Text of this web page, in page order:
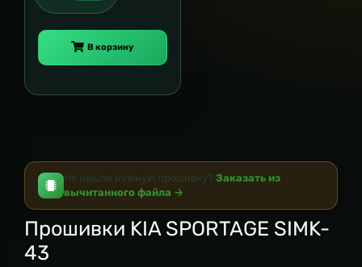
В корзину
Не нашли нужную прошивку? Заказать из
вычитанного файла →
Прошивки KIA SPORTAGE SIMK-
43